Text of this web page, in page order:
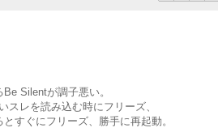
Silentが調子悪い。
スレを読み込む時にフリーズ、
すぐにフリーズ、勝手に再起動。